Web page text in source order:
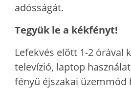
adósságát.
Tegyük le a kékfényt!
Lefekvés előtt 1-2 órával
televízió, laptop
fényű éjszakai üzemmód